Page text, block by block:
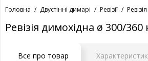
Головна Двустінні димарі Ревізії
Ревізія димохідна ø 300/
Все про товар